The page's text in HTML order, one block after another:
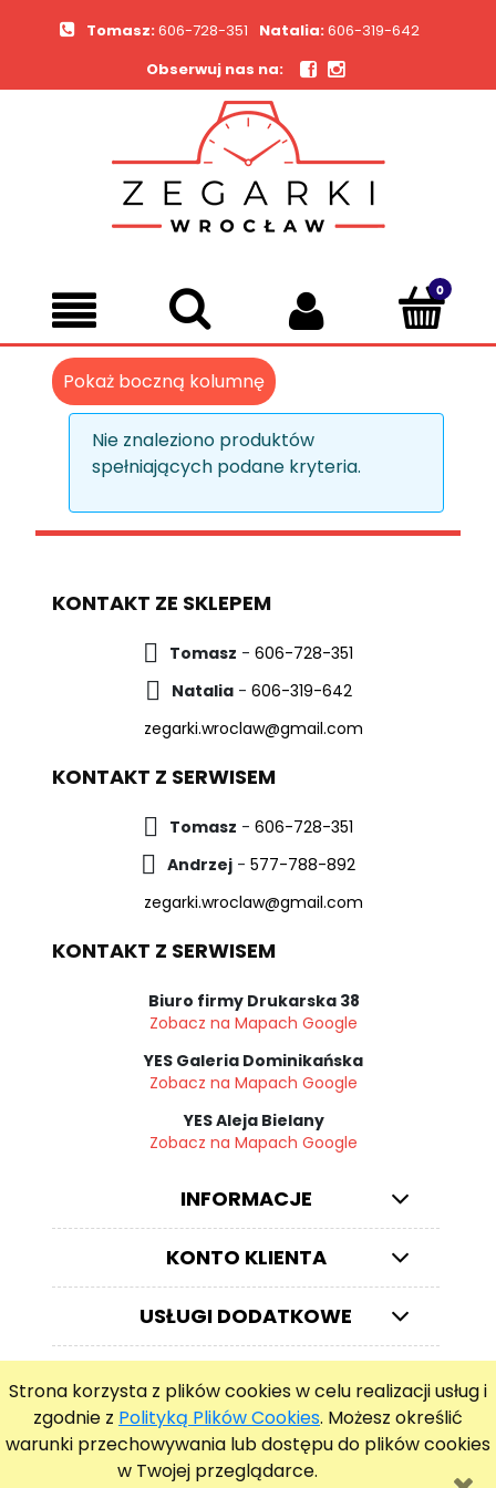
Strona korzysta z plików cookies w celu realizacji usług i
zgodnie z Polityką Plików Cookies. Możesz określić
warunki przechowywania lub dostępu do plików cookies
w Twojej przeglądarce.
Tomasz:606-728-351 Natalia:606-319-642
Obserwuj nas na:
Pokaż boczną kolumnę
Nie znaleziono produktów
spełniających podane kryteria.
KONTAKT ZE SKLEPEM
Tomasz - 606-728-351
Natalia- 606-319-642
zegarki.wroclaw@gmail.com
KONTAKT Z SERWISEM
Tomasz - 606-728-351
Andrzej - 577-788-892
zegarki.wroclaw@gmail.com
KONTAKT Z SERWISEM
Biuro firmy Drukarska 38
Zobacz na Mapach Google
YES Galeria Dominikańska
Zobacz na Mapach Google
YES Aleja Bielany
Zobacz na Mapach Google
INFORMACJE
KONTO KLIENTA
USŁUGI DODATKOWE
© ZEGARKIWROCLAW.PL
pokaż pełną wersję strony